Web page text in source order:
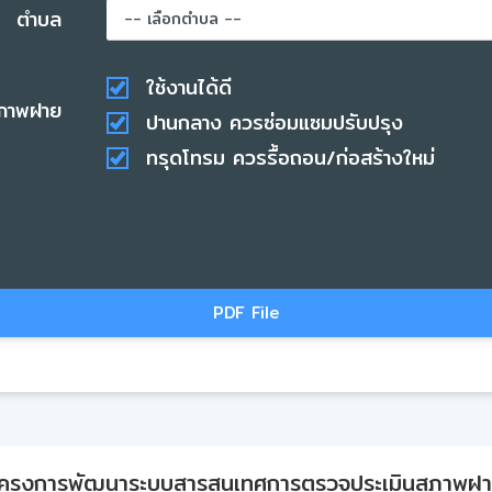
ตำบล
พฝาย
ใช้งานได้ดี
ปานกลาง ควรซ่อมแซมปรับปรุง
ทรุดโทรม ควรรื้อถอน/ก่อสร้างใหม่
PDF File
รงการพัฒนาระบบสารสนเทศการตรวจประเมินสภาพฝ